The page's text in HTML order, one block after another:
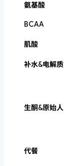
氨基酸
BCAA
肌酸
补水&电解质
生酮&原始人
代餐